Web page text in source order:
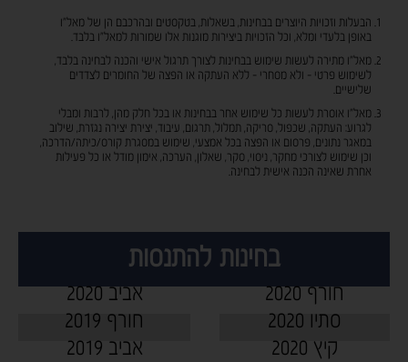
הבעלות וזכויות היוצרים בבחינות, בשאלות, בטקסטים ובהרכבם הן של מאל"ו
באופן בלעדי ומלא, וכל הזכויות ביצירות מוגנות אלו שמורות למאל"ו בלבד.
מאל"ו מתירה לעשות שימוש בבחינות לצורך תרגול אישי והכנה לבחינה בלבד,
לשימוש פרטי - ולא מסחרי - ללא העתקה או הפצה של החומרים לצדדים
שלישיים.
מאל"ו אוסרת לעשות כל שימוש אחר בבחינות או בכל חלק מהן, לרבות ומבלי
לגרוע: העתקה, שכפול, סריקה, תמלול, תרגום, עיבוד, יצירת יצירה נגזרת, שילוב
במאגר נתונים, פרסום או הפצה בכל אמצעי, שימוש במסגרת קורס/כיתה/הדרכה,
וכן שימוש לצורכי מחקר, ניסוי, סקר, שאלון, הערכה, אימון מודל או כל פעילות
אחרת שאינה הכנה אישית לבחינה.
בחינות להתנסות
חורף 2020
אביב 2020
סתיו 2020
חורף 2019
קיץ 2020
אביב 2019